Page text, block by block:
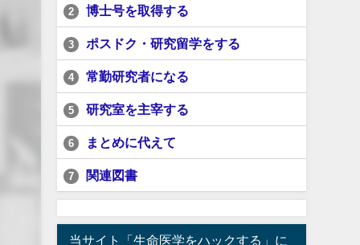
2 博士号を取得する
3 ポスドク・研究留学をする
4 常勤研究者になる
5 研究室を主宰する
6 まとめに代えて
7 関連図書
当サイト「生命医学をハックする」に